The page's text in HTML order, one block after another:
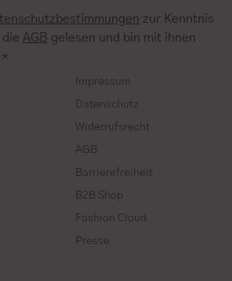
zur Kenntnis
die AGB gelesen und bin mit ihnen
*
Impressum
Datenschutz
Widerrufsrecht
AGB
Barrierefreiheit
B2B Shop
Fashion Cloud
Presse